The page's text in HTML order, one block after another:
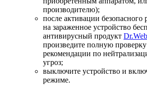
производителю);
после активации безопасного
на зараженное устройство
антивирусный продукт
произведите полную
рекомендации по
угроз;
выключите устройство и
режиме.